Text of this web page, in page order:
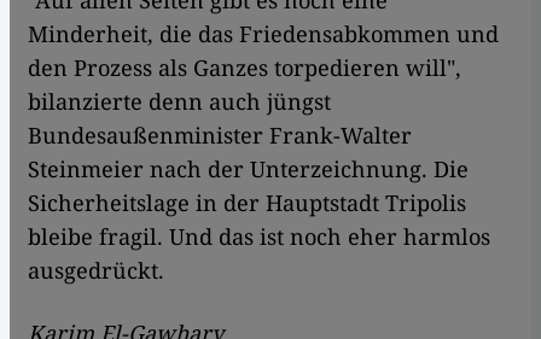
Minderheit, die das Friedensabkommen und
den Prozess als Ganzes torpedieren will",
bilanzierte denn auch jüngst
Bundesaußenminister Frank-Walter
Steinmeier nach der Unterzeichnung. Die
Sicherheitslage in der Hauptstadt Tripolis
bleibe fragil. Und das ist noch eher harmlos
ausgedrückt.